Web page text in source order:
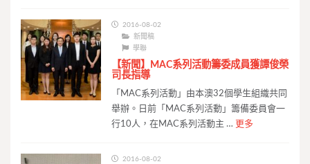
2016-08-02
新聞稿
學聯
【新聞】MAC系列活動籌委成員獲譚俊榮
司長指導
「MAC系列活動」由本澳32個學生組織共同
舉辦。日前「MAC系列活動」籌備委員會一
行10人，在MAC系列活動主 … 更多
2016-08-02